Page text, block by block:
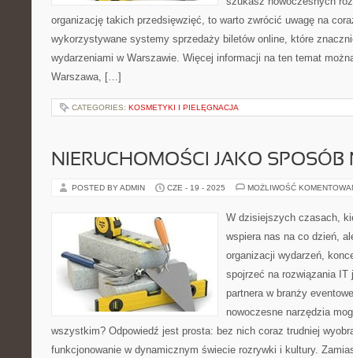
organizację takich przedsięwzięć, to warto zwrócić uwagę na
wykorzystywane systemy sprzedaży biletów online, które
wydarzeniami w Warszawie. Więcej informacji na ten temat
Warszawa, […]
CATEGORIES: KOSMETYKI I PIELĘGNACJA
NIERUCHOMOŚCI JAKO SPOSÓB
POSTED BY ADMIN CZE - 19 - 2025 MOŻLIWOŚĆ
W dzisiejszych czasach,
wspiera nas na co dzień,
organizacji wydarzeń,
spojrzeć na rozwiązania IT
partnera w branży
nowoczesne narzędzia
wszystkim? Odpowiedź jest prosta: bez nich coraz trudniej
funkcjonowanie w dynamicznym świecie rozrywki i kultury.